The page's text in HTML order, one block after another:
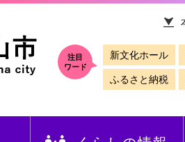
注目
ワード
新文化ホール
ふるさと納税